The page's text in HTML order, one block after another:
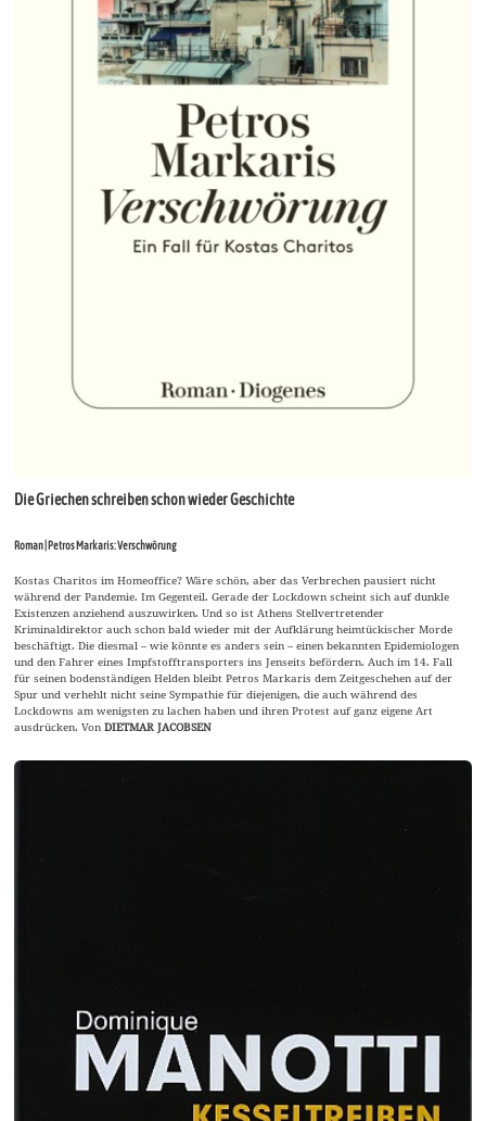
Die Griechen schreiben schon wieder Geschichte
Roman | Petros Markaris: Verschwörung
Kostas Charitos im Homeoffice? Wäre schön, aber das Verbrechen pausiert nicht
während der Pandemie. Im Gegenteil. Gerade der Lockdown scheint sich auf dunkle
Existenzen anziehend auszuwirken. Und so ist Athens Stellvertretender
Kriminaldirektor auch schon bald wieder mit der Aufklärung heimtückischer Morde
beschäftigt. Die diesmal – wie könnte es anders sein – einen bekannten Epidemiologen
und den Fahrer eines Impfstofftransporters ins Jenseits befördern. Auch im 14. Fall
für seinen bodenständigen Helden bleibt Petros Markaris dem Zeitgeschehen auf der
Spur und verhehlt nicht seine Sympathie für diejenigen, die auch während des
Lockdowns am wenigsten zu lachen haben und ihren Protest auf ganz eigene Art
ausdrücken. VonDIETMAR JACOBSEN